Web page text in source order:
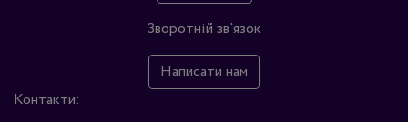
Зворотній зв'язок
Написати нам
Контакти: